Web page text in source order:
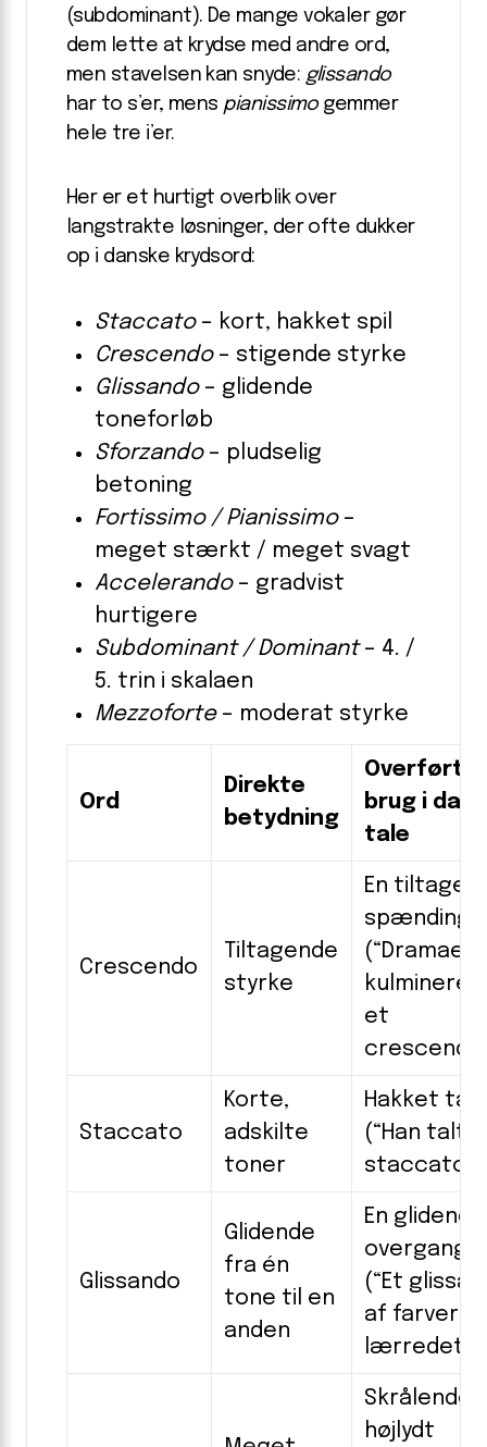
(subdominant). De mange vokaler gør
dem lette at krydse med andre ord,
men stavelsen kan snyde: glissando
har to s’er, mens pianissimogemmer
hele tre i’er.
Her er et hurtigt overblik over
langstrakte løsninger, der ofte dukker
op i danske krydsord:
Staccato– kort, hakket spil
Crescendo– stigende styrke
Glissando– glidende
toneforløb
Sforzando– pludselig
betoning
Fortissimo / Pianissimo–
meget stærkt / meget svagt
Accelerando– gradvist
hurtigere
Subdominant / Dominant– 4. /
5. trin i skalaen
Mezzoforte– moderat styrke
Ord
Direkte
betydning
Overført
brug i
tale
Crescendo
Tiltagende
styrke
En
spænding
(“Dramaet
et
Staccato
Korte,
adskilte
toner
Hakket
(“Han talte
staccato”)
Glissando
Glidende
fra én
tone til en
anden
En glidende
overgang
(“Et
af farver
lærredet”)
Skrålende
højlydt